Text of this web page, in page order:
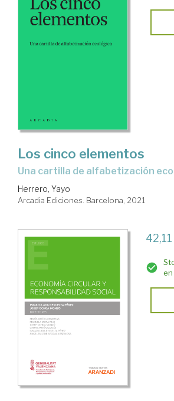
Los cinco elementos
una cartilla de alfabetización
Herrero, Yayo
Arcadia Ediciones. Barcelona, 2021
42,11